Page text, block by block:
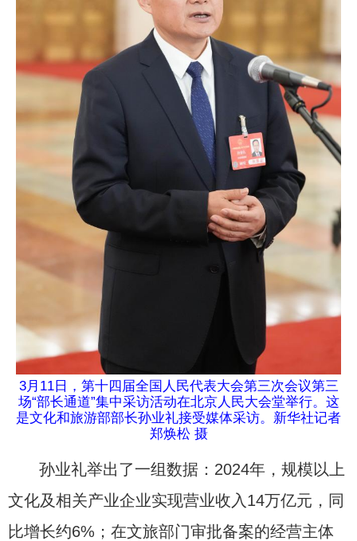
3月11日，第十四届全国人民代表大会第三次会议第三
场“部长通道”集中采访活动在北京人民大会堂举行。这
是文化和旅游部部长孙业礼接受媒体采访。新华社记者
郑焕松 摄
孙业礼举出了一组数据：2024年，规模以上
文化及相关产业企业实现营业收入14万亿元，同
比增长约6%；在文旅部门审批备案的经营主体